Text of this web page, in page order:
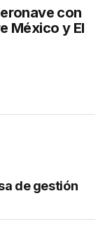
con
México y El
de gestión